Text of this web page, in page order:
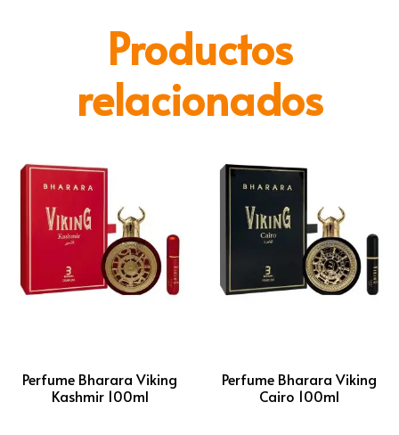
Productos
relacionados
Perfume Bharara Viking
Kashmir 100ml
Perfume Bharara Viking
Cairo 100ml